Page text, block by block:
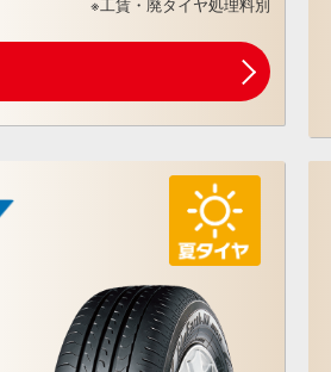
※工賃・廃タイヤ処理料別